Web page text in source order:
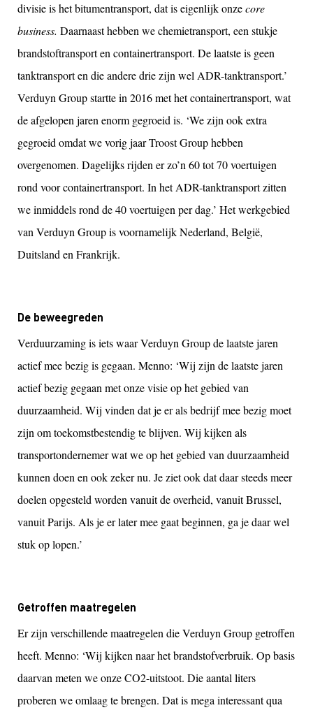
divisie is het bitumentransport, dat is eigenlijk onzecore
business. Daarnaast hebben we chemietransport, een stukje
brandstoftransport en containertransport. De laatste is geen
tanktransport en die andere drie zijn wel ADR-tanktransport.’
Verduyn Group startte in 2016 met het containertransport, wat
de afgelopen jaren enorm gegroeid is. ‘We zijn ook extra
gegroeid omdat we vorig jaar Troost Group hebben
overgenomen. Dagelijks rijden er zo’n 60 tot 70 voertuigen
rond voor containertransport. In het ADR-tanktransport zitten
we inmiddels rond de 40 voertuigen per dag.’ Het werkgebied
van Verduyn Group is voornamelijk Nederland, België,
Duitsland en Frankrijk.
De beweegreden
Verduurzaming is iets waar Verduyn Group de laatste jaren
actief mee bezig is gegaan. Menno: ‘Wij zijn de laatste jaren
actief bezig gegaan met onze visie op het gebied van
duurzaamheid. Wij vinden dat je er als bedrijf mee bezig moet
zijn om toekomstbestendig te blijven. Wij kijken als
transportondernemer wat we op het gebied van duurzaamheid
kunnen doen en ook zeker nu. Je ziet ook dat daar steeds meer
doelen opgesteld worden vanuit de overheid, vanuit Brussel,
vanuit Parijs. Als je er later mee gaat beginnen, ga je daar wel
stuk op lopen.’
Getroffen maatregelen
Er zijn verschillende maatregelen die Verduyn Group getroffen
heeft. Menno: ‘Wij kijken naar het brandstofverbruik. Op basis
daarvan meten we onze CO2-uitstoot. Die aantal liters
proberen we omlaag te brengen. Dat is mega interessant qua